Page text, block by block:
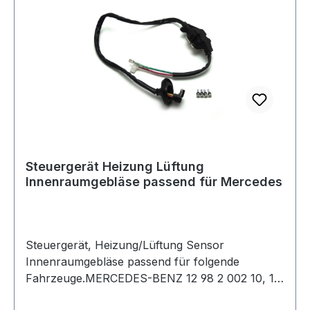
Illustration.Lieferumfang 1x Wie Abbildung neu
und originalverpackt
Steuergerät Heizung Lüftung
Innenraumgebläse passend für Mercedes
Steuergerät, Heizung/Lüftung Sensor
Innenraumgebläse passend für folgende
Fahrzeuge.MERCEDES-BENZ 12 98 2 002 10, 12